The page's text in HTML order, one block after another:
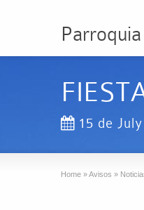
15 de
Home »Avisos »